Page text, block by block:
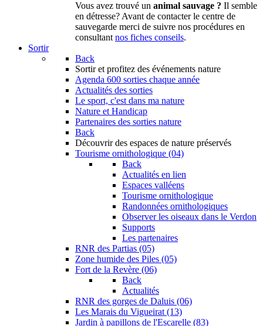
Vous avez trouvé un animal sauvage ? Il semble
en détresse? Avant de contacter le centre de
sauvegarde merci de suivre nos procédures en
consultant nos fiches conseils.
Sortir
Back
Sortir et profitez des événements nature
Agenda 600 sorties chaque année
Actualités des sorties
Le sport, c'est dans ma nature
Nature et Handicap
Partenaires des sorties nature
Back
Découvrir des espaces de nature préservés
Tourisme ornithologique (04)
Back
Actualités en lien
Espaces valléens
Tourisme ornithologique
Randonnées ornithologiques
Observer les oiseaux dans le Verdon
Supports
Les partenaires
RNR des Partias (05)
Zone humide des Piles (05)
Fort de la Revère (06)
Back
Actualités
RNR des gorges de Daluis (06)
Les Marais du Vigueirat (13)
Jardin à papillons de l'Escarelle (83)